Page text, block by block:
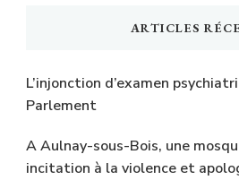
ARTICLES
L’injonction d’examen
Parlement
A Aulnay-sous-Bois, une
incitation à la violence et